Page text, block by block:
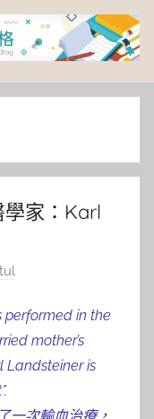
家：Karl
performed in the
mother’s
Landsteiner is